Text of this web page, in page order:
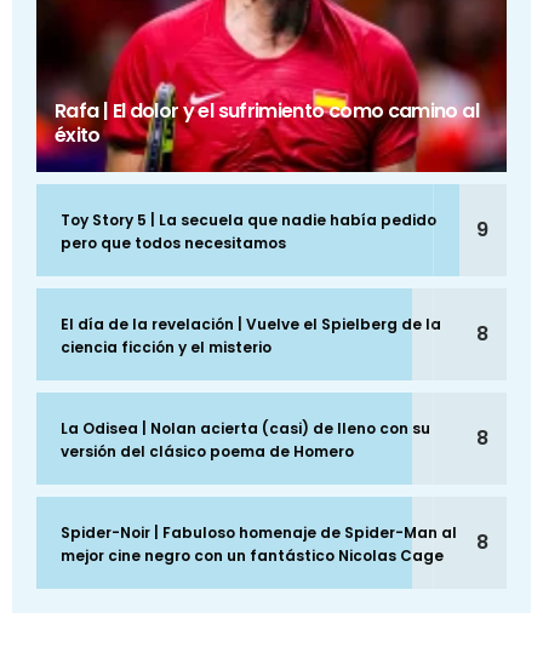
Rafa | El dolor y el sufrimiento como camino al
éxito
Toy Story 5 | La secuela que nadie había pedido
pero que todos necesitamos
9
El día de la revelación | Vuelve el Spielberg de la
ciencia ficción y el misterio
8
La Odisea | Nolan acierta (casi) de lleno con su
versión del clásico poema de Homero
8
Spider-Noir | Fabuloso homenaje de Spider-Man al
mejor cine negro con un fantástico Nicolas Cage
8